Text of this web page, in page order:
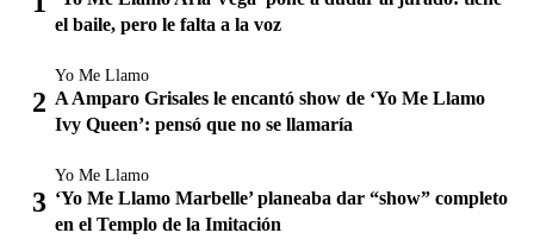
el baile, pero le falta a la voz
Yo Me Llamo
A Amparo Grisales le encantó show de ‘Yo Me Llamo
Ivy Queen’: pensó que no se llamaría
Yo Me Llamo
‘Yo Me Llamo Marbelle’ planeaba dar “show” completo
en el Templo de la Imitación